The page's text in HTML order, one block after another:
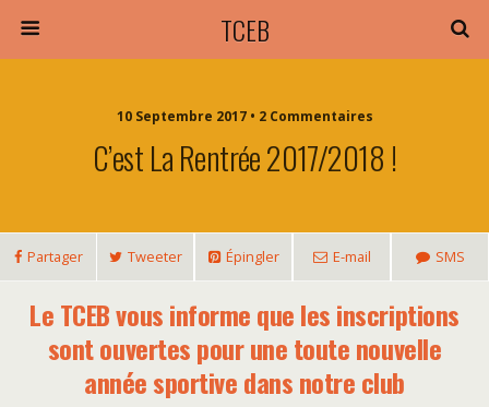
TCEB
10 Septembre 2017 • 2 Commentaires
C’est La Rentrée 2017/2018 !
Partager Tweeter Épingler E-mail SMS
Le TCEB vous informe que les inscriptions
sont ouvertes pour une toute nouvelle
année sportive dans notre club